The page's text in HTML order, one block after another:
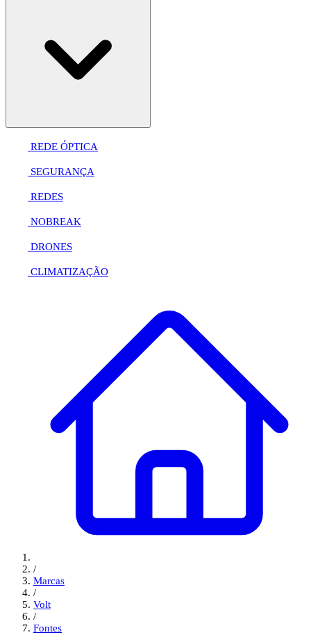
REDE ÓPTICA
SEGURANÇA
REDES
NOBREAK
DRONES
CLIMATIZAÇÃO
/
Marcas
/
Volt
/
Fontes